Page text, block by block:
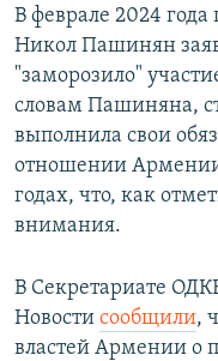
В феврале 2024
Никол Пашинян
"заморозило"
словам Пашиняна,
выполнила свои
отношении
годах, что, как
внимания.
В Секретариате
Новости сообщили,
властей Армении о